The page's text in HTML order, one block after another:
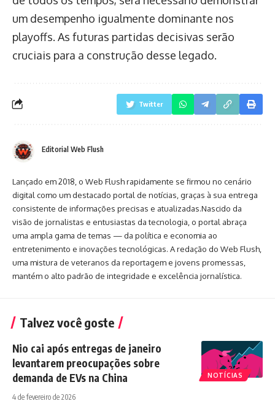
um desempenho igualmente dominante nos
playoffs. As futuras partidas decisivas serão
cruciais para a construção desse legado.
Twitter
Editorial Web Flush
Lançado em 2018, o Web Flush rapidamente se firmou no cenário
digital como um destacado portal de notícias, graças à sua entrega
consistente de informações precisas e atualizadas.Nascido da
visão de jornalistas e entusiastas da tecnologia, o portal abraça
uma ampla gama de temas — da política e economia ao
entretenimento e inovações tecnológicas. A redação do Web Flush,
uma mistura de veteranos da reportagem e jovens promessas,
mantém o alto padrão de integridade e excelência jornalística.
Talvez você goste
NOTÍCIAS
Nio cai após entregas de janeiro
levantarem preocupações sobre
demanda de EVs na China
4 de fevereiro de 2026